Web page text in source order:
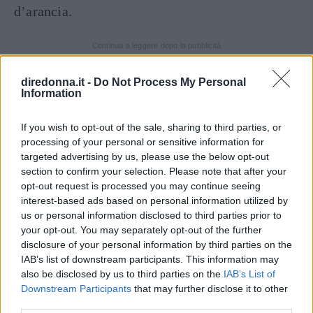
diredonna.it - Do Not Process My Personal
Information
If you wish to opt-out of the sale, sharing to third parties, or
processing of your personal or sensitive information for
targeted advertising by us, please use the below opt-out
section to confirm your selection. Please note that after your
opt-out request is processed you may continue seeing
interest-based ads based on personal information utilized by
us or personal information disclosed to third parties prior to
your opt-out. You may separately opt-out of the further
disclosure of your personal information by third parties on the
IAB’s list of downstream participants. This information may
also be disclosed by us to third parties on the IAB’s List of
Downstream Participants that may further disclose it to other
d’arancia.
INGREDIENTI
450 g. di farina bianca
150 g. di zucchero
200 g. di mandorle dolci
50 g. di miele
100 g. di burro fuso
1 bicchiere di latte
1 bustina di lievito
burro per la tortiera